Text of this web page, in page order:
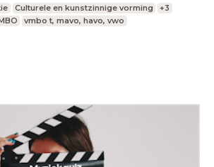
Culturele en kunstzinnige vorming
+3
vmbo t, mavo, havo, vwo